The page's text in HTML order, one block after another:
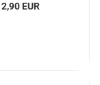
EUR